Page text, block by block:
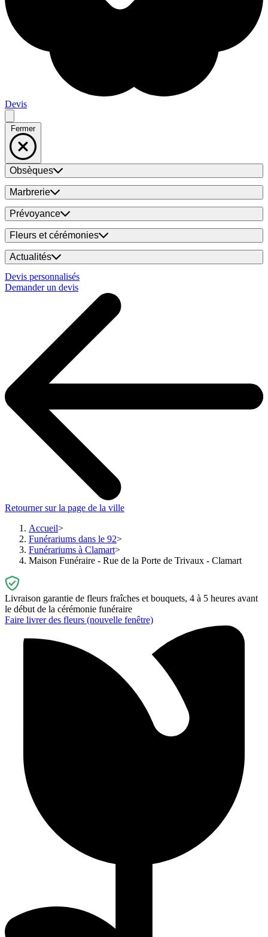
Devis
Fermer
Obsèques
Marbrerie
Prévoyance
Fleurs et cérémonies
Actualités
Devis personnalisés
Demander un devis
Retourner sur la page de la ville
Accueil
Funérariums dans le 92
Funérariums à Clamart
Maison Funéraire - Rue de la Porte de Trivaux - Clamart
Livraison garantie de fleurs fraîches et bouquets, 4 à 5 heures avant
le début de la cérémonie funéraire
Faire livrer des fleurs (nouvelle fenêtre)